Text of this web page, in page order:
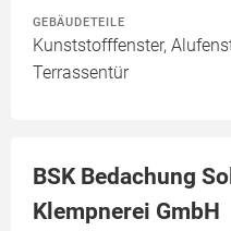
GEBÄUDETEILE
Kunststofffenster,
Terrassentür
BSK Bedachung
Klempnerei GmbH